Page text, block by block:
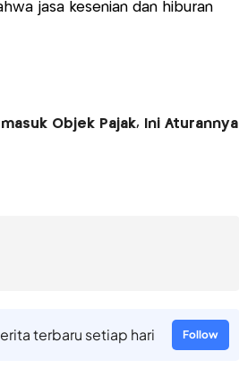
jasa kesenian dan hiburan
Objek Pajak, Ini Aturannya
terbaru setiap hari Follow